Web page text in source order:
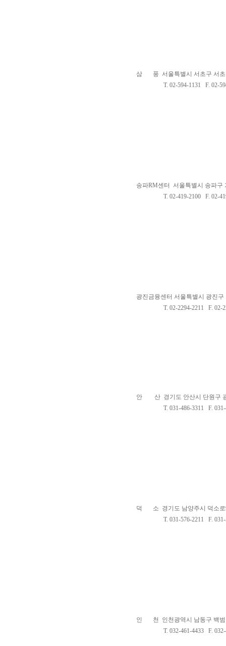
삼 풍 서울특별시 서초구 서초
T. 02-594-1131 F. 02-
송파RM센터 서울특별시 송파구
T. 02-419-2100 F. 02-
광진금융센터 서울특별시 광진
T. 02-2294-2211 F. 02-
안 산 경기도 안산시 단원구 광
T. 031-486-3311 F. 031-
덕 소 경기도 남양주시 덕소로
T. 031-576-2211 F. 031-
인 천 인천광역시 남동구 백범
T. 032-461-4433 F. 032-